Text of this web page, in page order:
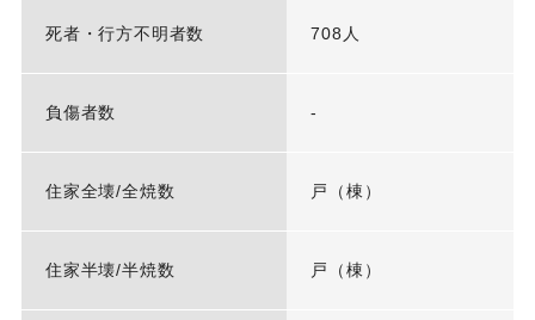
死者・行方不明者数 708人
負傷者数 -
住家全壊/全焼数 戸（棟）
住家半壊/半焼数 戸（棟）